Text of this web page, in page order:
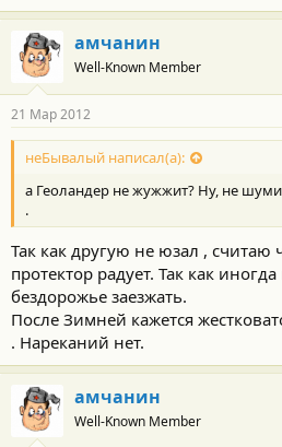
амчанин
Well-Known Member
21 Мар 2012
неБывалый написал(а):
а Геоландер не жужжит? Ну, не
.
Так как другую не юзал , считаю
протектор радует. Так как
бездорожье заезжать.
После Зимней кажется
. Нареканий нет.
амчанин
Well-Known Member